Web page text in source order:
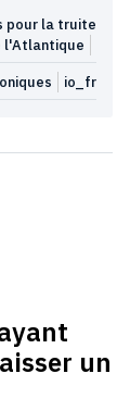
pour la truite
l'Atlantique
io_fr
un